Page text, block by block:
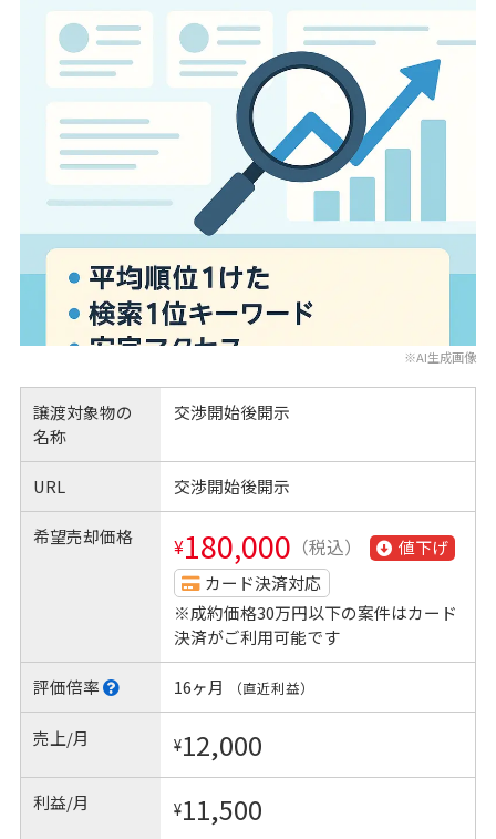
※AI生成画像
譲渡対象物の
名称
交渉開始後開示
URL 交渉開始後開示
希望売却価格 ¥180,000 （税込）
値下げ
カード決済対応
※成約価格30万円以下の案件はカード
決済がご利用可能です
評価倍率 16ヶ月 （直近利益）
売上/月 ¥12,000
利益/月 ¥11,500